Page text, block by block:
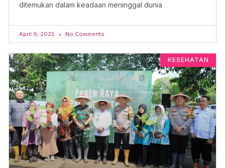
ditemukan dalam keadaan meninggal dunia
April 9, 2025 No Comments
KESEHATAN